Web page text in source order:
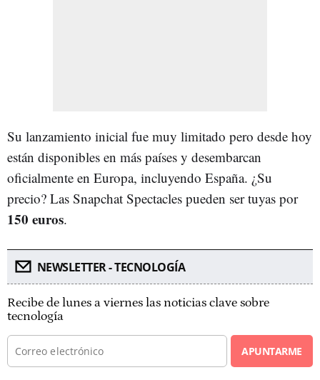
Su lanzamiento inicial fue muy limitado pero desde hoy
están disponibles en más países y desembarcan
oficialmente en Europa, incluyendo España. ¿Su
precio? Las Snapchat Spectacles pueden ser tuyas por
150 euros.
NEWSLETTER - TECNOLOGÍA
Recibe de lunes a viernes las noticias clave sobre
tecnología
APUNTARME